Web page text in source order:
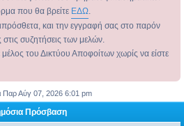
σ
που θα βρείτε ΕΔΩ.
και την εγγραφή σας στο παρόν
συζητήσεις των μελών.
του Δικτύου Αποφοίτων χωρίς να είστε
Παρ Αύγ 07, 2026 6:01 pm
Πρόσβαση